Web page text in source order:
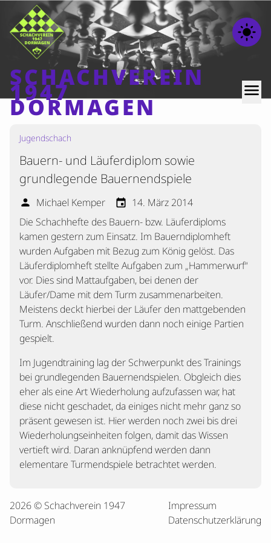
light_mode
SCHACHVEREIN
1947
DORMAGEN
menu
Home
Beiträge
Mannschaften
Ranglisten
Termine
Verschiedenes
Kontakt
Jugendschach
Bauern- und Läuferdiplom sowie
grundlegende Bauernendspiele
person Michael Kemper event 14. März 2014
Die Schachhefte des Bauern- bzw. Läuferdiploms
kamen gestern zum Einsatz. Im Bauerndiplomheft
wurden Aufgaben mit Bezug zum König gelöst. Das
Läuferdiplomheft stellte Aufgaben zum „Hammerwurf“
vor. Dies sind Mattaufgaben, bei denen der
Läufer/Dame mit dem Turm zusammenarbeiten.
Meistens deckt hierbei der Läufer den mattgebenden
Turm. Anschließend wurden dann noch einige Partien
gespielt.
Im Jugendtraining lag der Schwerpunkt des Trainings
bei grundlegenden Bauernendspielen. Obgleich dies
eher als eine Art Wiederholung aufzufassen war, hat
diese nicht geschadet, da einiges nicht mehr ganz so
präsent gewesen ist. Hier werden noch zwei bis drei
Wiederholungseinheiten folgen, damit das Wissen
vertieft wird. Daran anknüpfend werden dann
elementare Turmendspiele betrachtet werden.
2026 © Schachverein 1947
Dormagen
Impressum
Datenschutzerklärung